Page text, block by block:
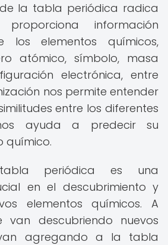
la tabla periódica radica
información
los elementos químicos,
atómico, símbolo, masa
electrónica, entre
nos permite entender
entre los diferentes
ayuda a predecir su
químico.
periódica es una
en el descubrimiento y
elementos químicos. A
descubriendo nuevos
agregando a la tabla